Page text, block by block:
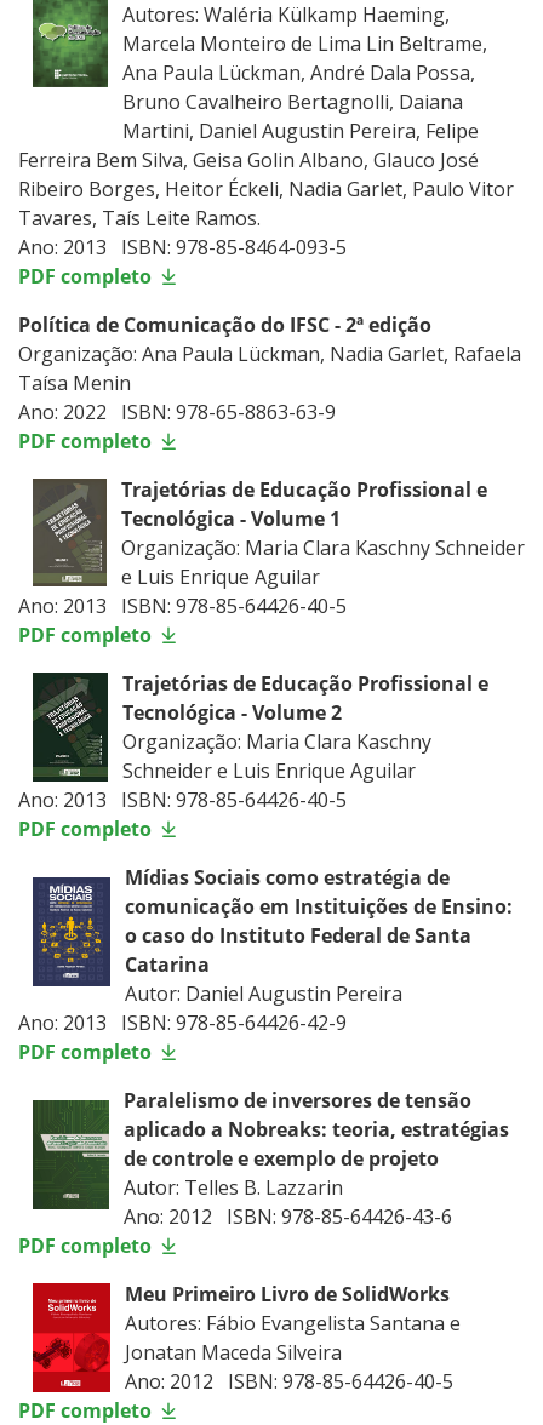
Autores: Waléria Külkamp Haeming,
Marcela Monteiro de Lima Lin Beltrame,
Ana Paula Lückman, André Dala Possa,
Bruno Cavalheiro Bertagnolli, Daiana
Martini, Daniel Augustin Pereira, Felipe
Ferreira Bem Silva, Geisa Golin Albano, Glauco José
Ribeiro Borges, Heitor Éckeli, Nadia Garlet, Paulo Vitor
Tavares, Taís Leite Ramos.
Ano: 2013 ISBN: 978-85-8464-093-5
PDF completo
Política de Comunicação do IFSC - 2ª edição
Organização: Ana Paula Lückman, Nadia Garlet, Rafaela
Taísa Menin
Ano: 2022 ISBN: 978-65-8863-63-9
PDF completo
Trajetórias de Educação Profissional e
Tecnológica - Volume 1
Organização: Maria Clara Kaschny Schneider
e Luis Enrique Aguilar
Ano: 2013 ISBN: 978-85-64426-40-5
PDF completo
Trajetórias de Educação Profissional e
Tecnológica - Volume 2
Organização: Maria Clara Kaschny
Schneider e Luis Enrique Aguilar
Ano: 2013 ISBN: 978-85-64426-40-5
PDF completo
Mídias Sociais como estratégia de
comunicação em Instituições de Ensino:
o caso do Instituto Federal de Santa
Catarina
Autor: Daniel Augustin Pereira
Ano: 2013 ISBN: 978-85-64426-42-9
PDF completo
Paralelismo de inversores de tensão
aplicado a Nobreaks: teoria, estratégias
de controle e exemplo de projeto
Autor: Telles B. Lazzarin
Ano: 2012 ISBN: 978-85-64426-43-6
PDF completo
Meu Primeiro Livro de SolidWorks
Autores: Fábio Evangelista Santana e
Jonatan Maceda Silveira
Ano: 2012 ISBN: 978-85-64426-40-5
PDF completo